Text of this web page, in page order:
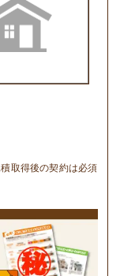
取得後の契約は必須